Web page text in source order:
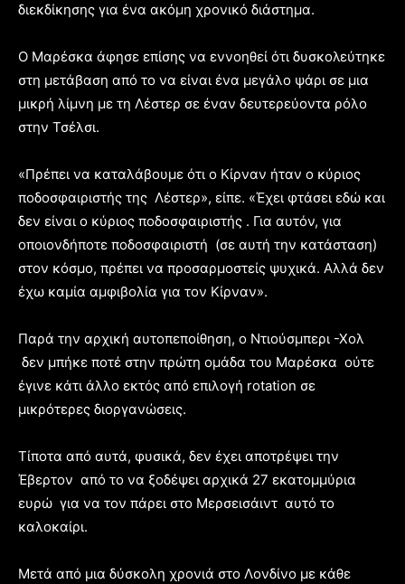
διεκδίκησης για ένα ακόμη χρονικό διάστημα.
Ο Μαρέσκα άφησε επίσης να εννοηθεί ότι δυσκολεύτηκε
στη μετάβαση από το να είναι ένα μεγάλο ψάρι σε μια
μικρή λίμνη με τη Λέστερ σε έναν δευτερεύοντα ρόλο
στην Τσέλσι.
«Πρέπει να καταλάβουμε ότι ο Κίρναν ήταν ο κύριος
ποδοσφαιριστής της Λέστερ», είπε. «Έχει φτάσει εδώ και
δεν είναι ο κύριος ποδοσφαιριστής . Για αυτόν, για
οποιονδήποτε ποδοσφαιριστή (σε αυτή την κατάσταση)
στον κόσμο, πρέπει να προσαρμοστείς ψυχικά. Αλλά δεν
έχω καμία αμφιβολία για τον Κίρναν».
Παρά την αρχική αυτοπεποίθηση, ο Ντιούσμπερι -Χολ
δεν μπήκε ποτέ στην πρώτη ομάδα του Μαρέσκα ούτε
έγινε κάτι άλλο εκτός από επιλογή rotation σε
μικρότερες διοργανώσεις.
Τίποτα από αυτά, φυσικά, δεν έχει αποτρέψει την
Έβερτον από το να ξοδέψει αρχικά 27 εκατομμύρια
ευρώ για να τον πάρει στο Μερσεισάιντ αυτό το
καλοκαίρι.
Μετά από μια δύσκολη χρονιά στο Λονδίνο με κάθε